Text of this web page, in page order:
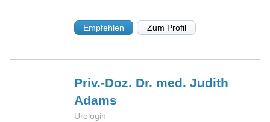
Empfehlen Zum Profil
Priv.-Doz. Dr. med. Judith
Adams
Urologin